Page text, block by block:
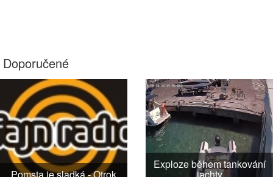
Doporučené
Exploze během tankování